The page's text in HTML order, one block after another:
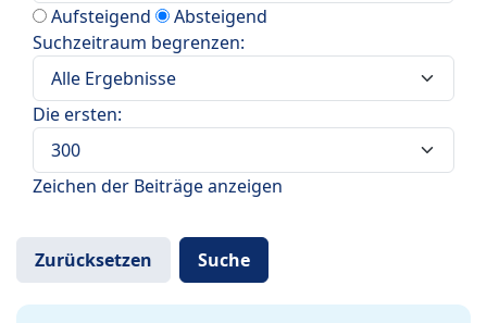
Aufsteigend
Absteigend
Suchzeitraum begrenzen:
Die ersten:
Zeichen der Beiträge anzeigen